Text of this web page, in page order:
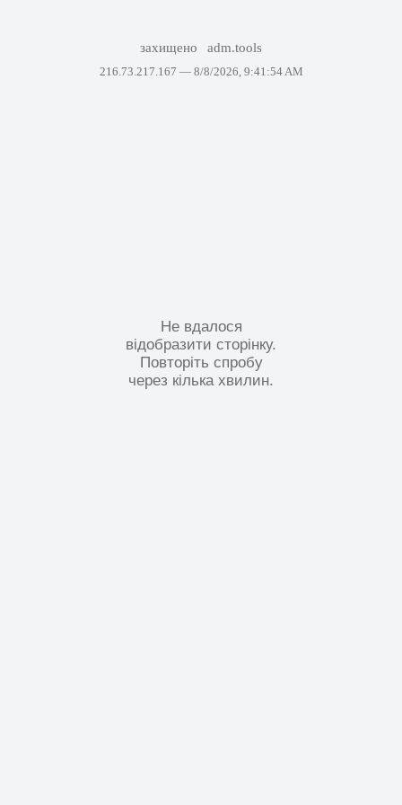
захищено adm.tools
216.73.217.167 — 8/8/2026, 9:41:54 AM
Не вдалося
відобразити сторінку.
Повторіть спробу
через кілька хвилин.